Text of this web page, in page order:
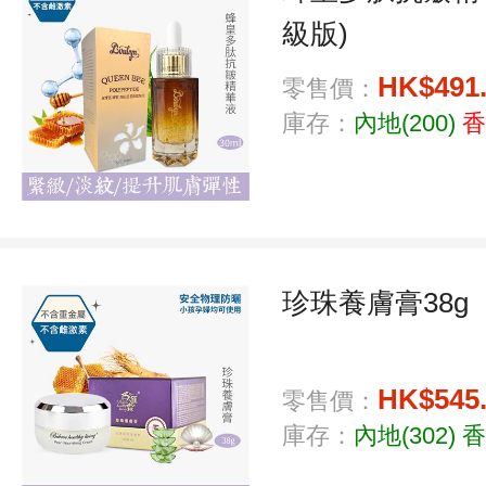
級版)
零售價：
庫存： 內地(200)
珍珠養膚膏38g
零售價：
庫存： 內地(302)